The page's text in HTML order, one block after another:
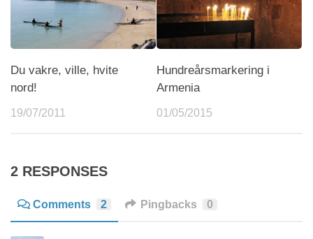
Du vakre, ville, hvite
nord!
19/07/2011
Hundreårsmarkering i
Armenia
01/05/2015
2 RESPONSES
Comments 2 Pingbacks 0